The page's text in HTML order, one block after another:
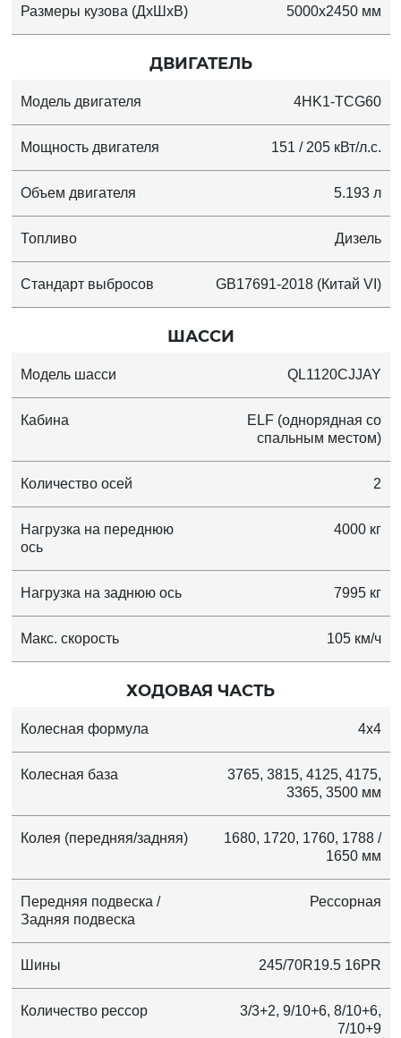
Размеры кузова (ДхШхВ) 5000x2450 мм
ДВИГАТЕЛЬ
Модель двигателя 4HK1-TCG60
Мощность двигателя 151 / 205 кВт/л.с.
Объем двигателя 5.193 л
Топливо Дизель
Стандарт выбросов GB17691-2018 (Китай VI)
ШАССИ
Модель шасси QL1120CJJAY
Кабина
ELF (однорядная со
спальным местом)
Количество осей 2
Нагрузка на переднюю
ось
4000 кг
Нагрузка на заднюю ось 7995 кг
Макс. скорость 105 км/ч
ХОДОВАЯ ЧАСТЬ
Колесная формула 4x4
Колесная база
3765, 3815, 4125, 4175,
3365, 3500 мм
Колея (передняя/задняя)
1680, 1720, 1760, 1788 /
1650 мм
Передняя подвеска /
Задняя подвеска
Рессорная
Шины 245/70R19.5 16PR
Количество рессор
3/3+2, 9/10+6, 8/10+6,
7/10+9